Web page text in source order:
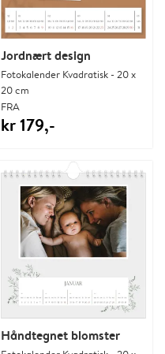
Jordnært design
Fotokalender Kvadratisk - 20 x
20 cm
FRA
kr 179,-
Håndtegnet blomster